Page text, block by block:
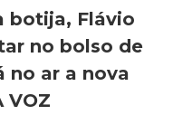
botija, Flávio
no bolso de
no ar a nova
VOZ